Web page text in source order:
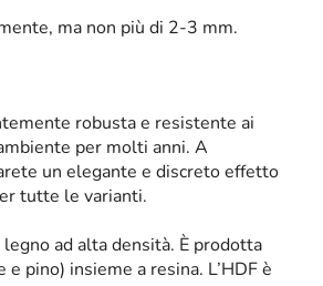
ma non più di 2-3 mm.
robusta e resistente ai
per molti anni. A
un elegante e discreto effetto
tutte le varianti.
ad alta densità. È prodotta
pino) insieme a resina. L’HDF è